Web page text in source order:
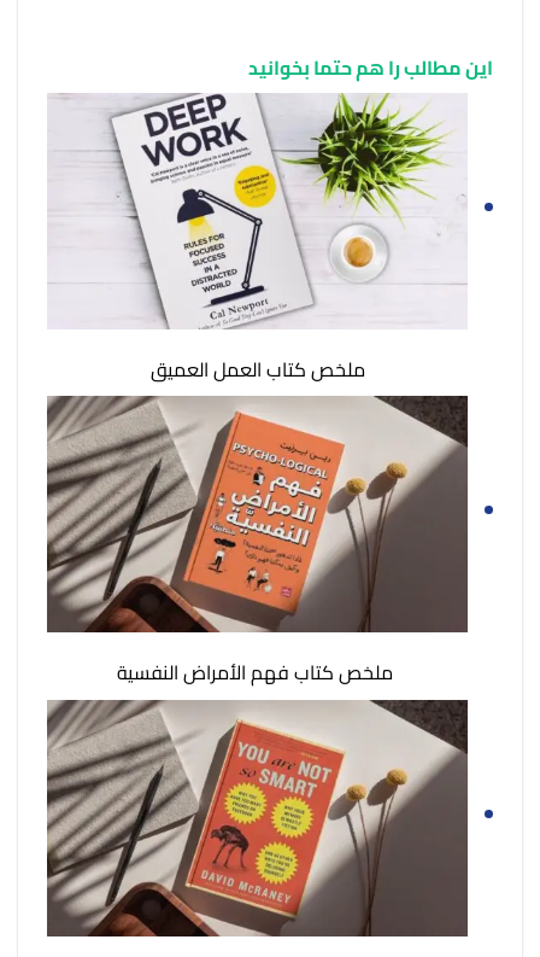
این مطالب را هم حتما بخوانید
ملخص كتاب العمل العميق
ملخص كتاب فهم الأمراض النفسية